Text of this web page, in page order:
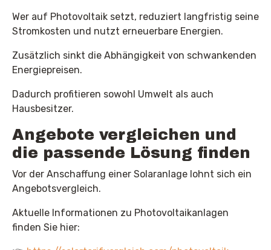
Wer auf Photovoltaik setzt, reduziert langfristig seine
Stromkosten und nutzt erneuerbare Energien.
Zusätzlich sinkt die Abhängigkeit von schwankenden
Energiepreisen.
Dadurch profitieren sowohl Umwelt als auch
Hausbesitzer.
Angebote vergleichen und
die passende Lösung finden
Vor der Anschaffung einer Solaranlage lohnt sich ein
Angebotsvergleich.
Aktuelle Informationen zu Photovoltaikanlagen
finden Sie hier: